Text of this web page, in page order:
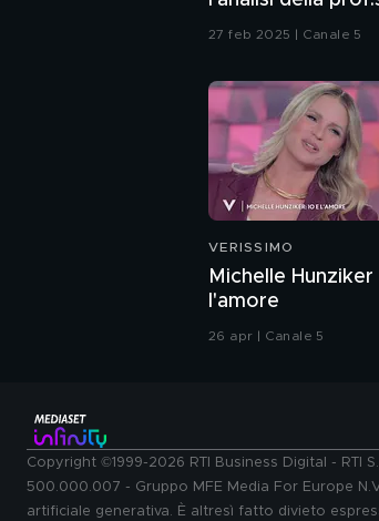
Pettinelli - 27
27 feb 2025 | Canale 5
VERISSIMO
Michelle Hunziker
l'amore
26 apr | Canale 5
Copyright ©1999-2026 RTI Business Digital - RTI
500.000.007 - Gruppo MFE Media For Europe
artificiale generativa. È altresì fatto divieto